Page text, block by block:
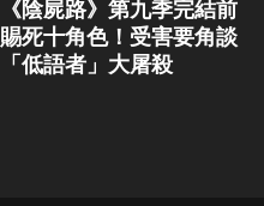
《陰屍路》第九季完結前
賜死十角色！受害要角談
「低語者」大屠殺